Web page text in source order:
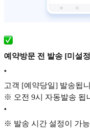
예약방문 전 발송 [미설
•
고객 [예약당일] 발송됩
※ 오전 9시 자동발송 됩
•
※ 발송 시간 설정이 가